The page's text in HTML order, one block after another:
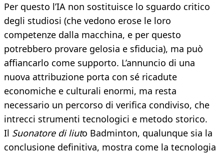
Per questo l’IA non sostituisce lo sguardo critico
degli studiosi (che vedono erose le loro
competenze dalla macchina, e per questo
potrebbero provare gelosia e sfiducia), ma può
affiancarlo come supporto. L’annuncio di una
nuova attribuzione porta con sé ricadute
economiche e culturali enormi, ma resta
necessario un percorso di verifica condiviso, che
intrecci strumenti tecnologici e metodo storico.
Il Suonatore di liuto Badminton, qualunque sia la
conclusione definitiva, mostra come la tecnologia